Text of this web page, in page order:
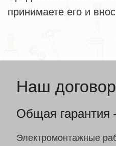
принимаете его и
Наш договор
Общая гарантия
Электромонтажные